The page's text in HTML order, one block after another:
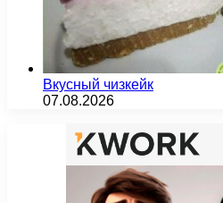
Вкусный чизкейк
07.08.2026